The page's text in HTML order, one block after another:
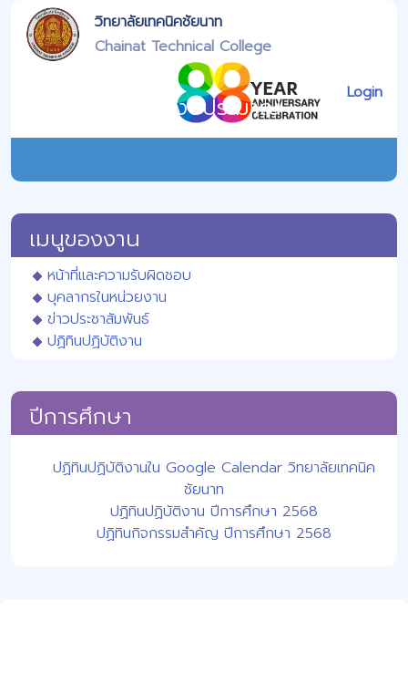
วิทยาลัยเทคนิคชัยนาท
Chainat Technical College
Login
งานวางแผนและงบประมาณ
เมนูของงาน
หน้าที่และความรับผิดชอบ
บุคลากรในหน่วยงาน
ข่าวประชาสัมพันธ์
ปฏิทินปฏิบัติงาน
ปีการศึกษา
ปฏิทินปฏิบัติงานใน Google Calendar วิทยาลัยเทคนิค
ชัยนาท
ปฏิทินปฏิบัติงาน ปีการศึกษา 2568
ปฏิทินกิจกรรมสำคัญ ปีการศึกษา 2568